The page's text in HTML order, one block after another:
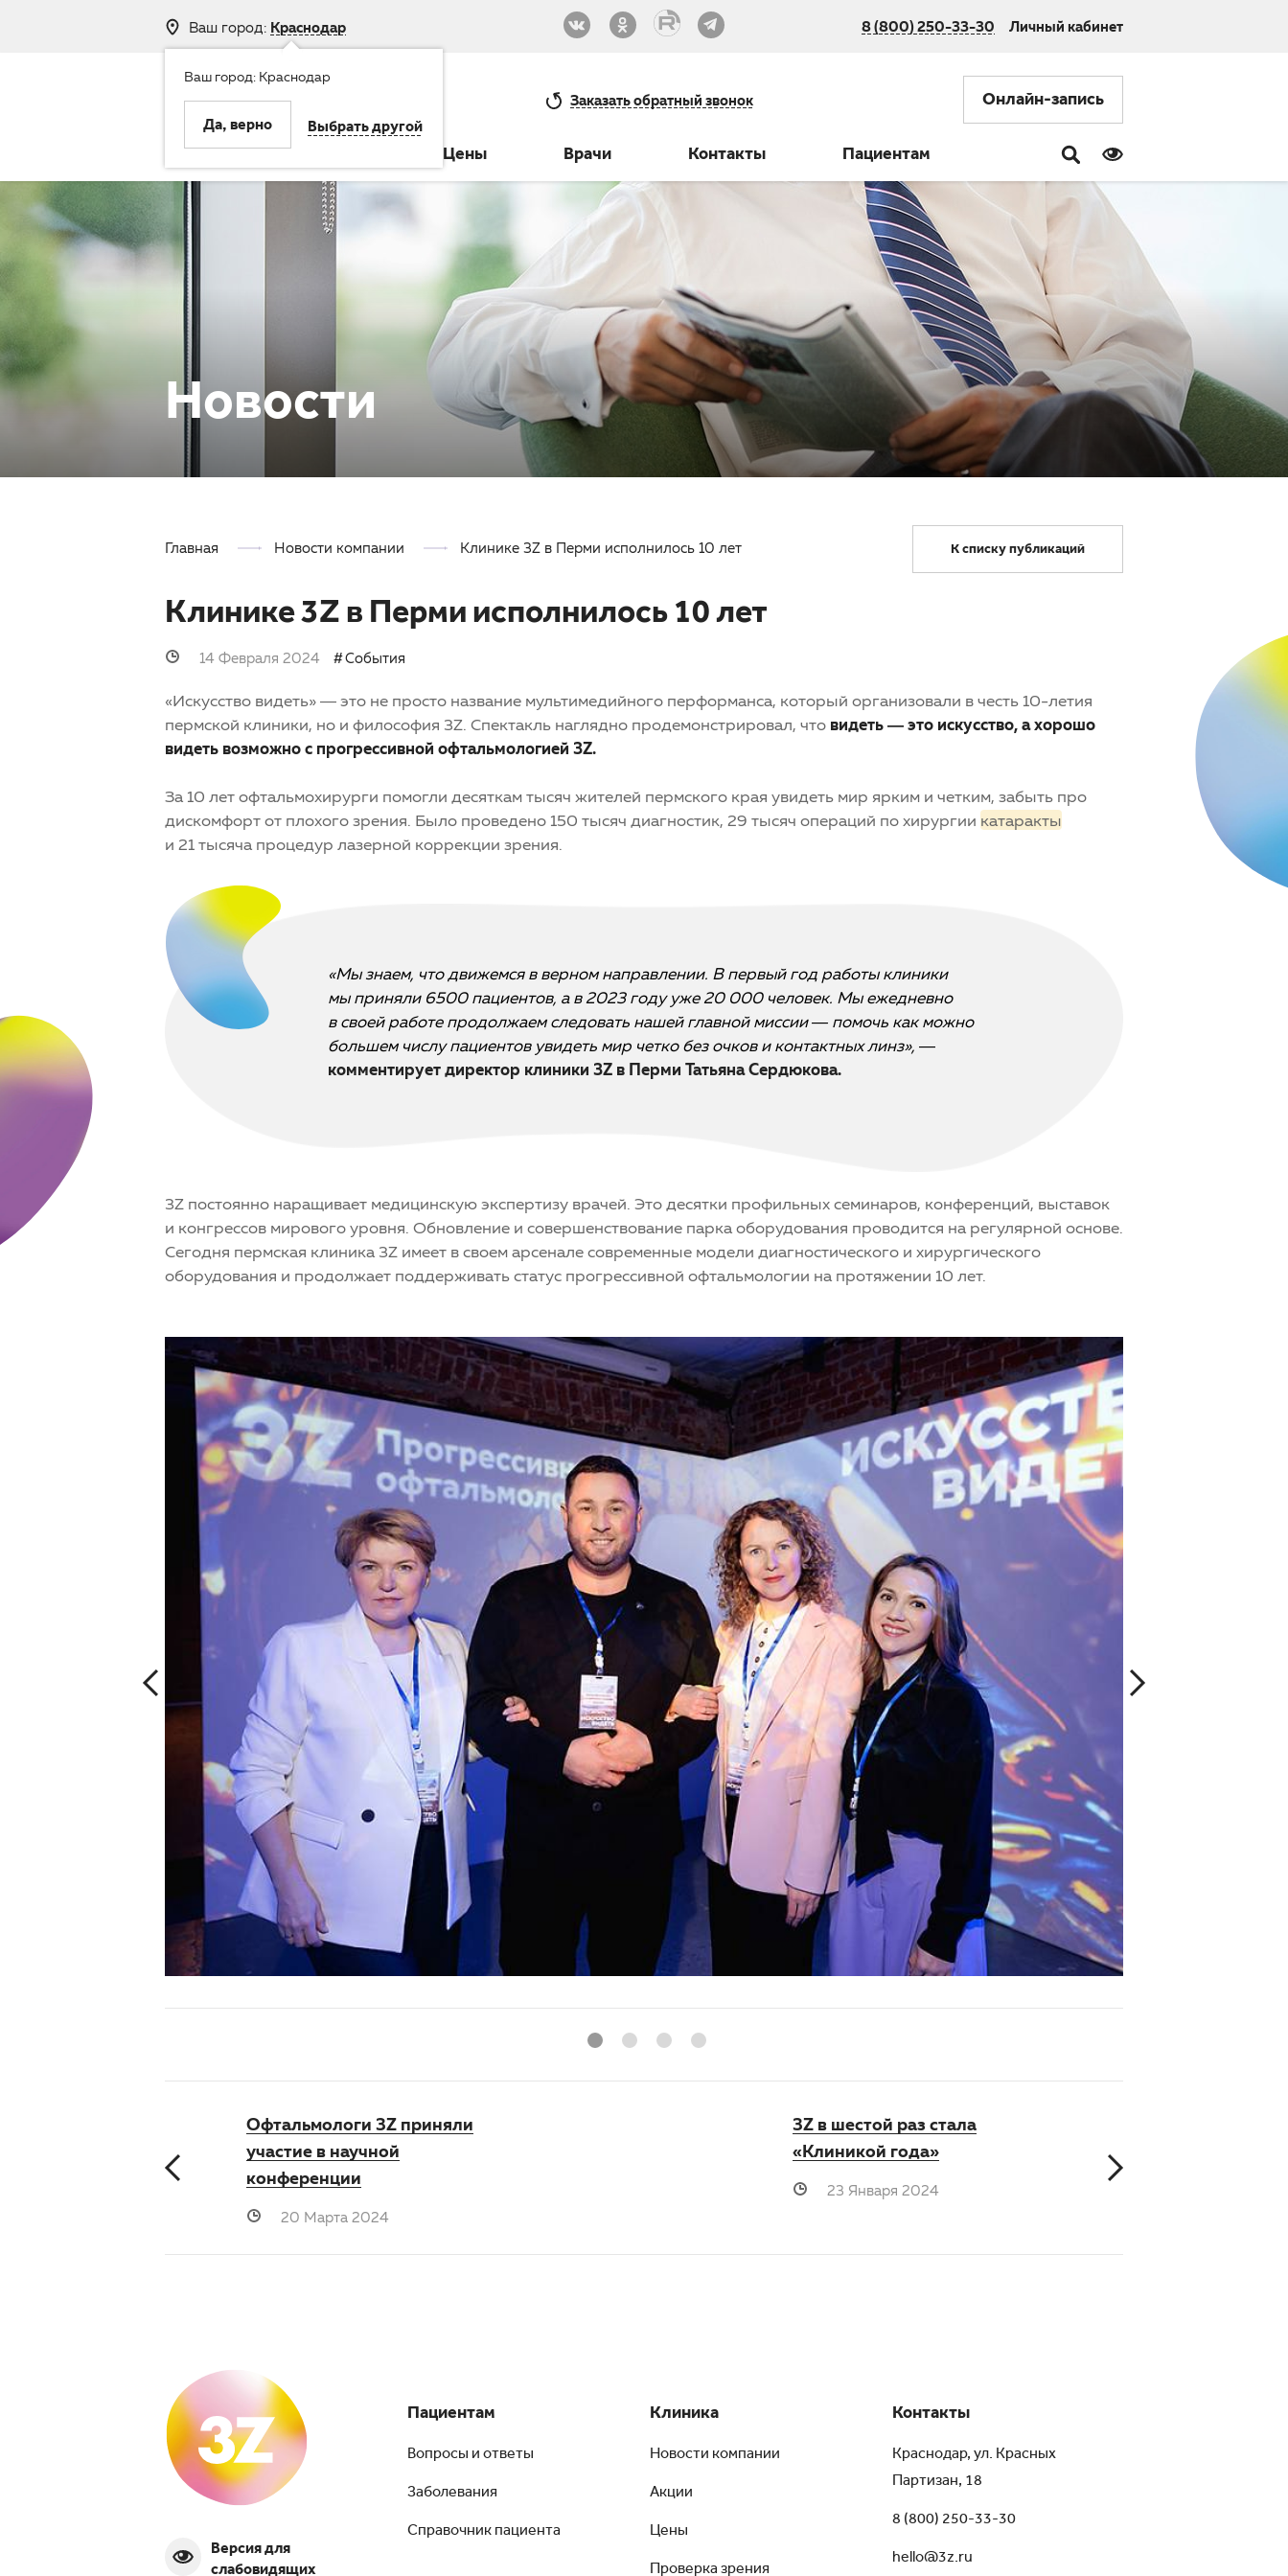
Ваш город: Краснодар
Ваш город: Краснодар
Да, верно Выбрать другой
8 (800) 250-33-30 Личный кабинет
Заказатьобратный звонок Онлайн-запись
Цены Врачи Контакты Пациентам
Новости
Главная Новости компании Клинике 3Z в Перми исполнилось 10 лет К списку публикаций
Клинике 3Z в Перми исполнилось 10 лет
14 Февраля 2024 События
«Искусство видеть» — это не просто название мультимедийного перформанса, который организовали в честь 10-летия
пермской клиники, но и философия 3Z. Спектакль наглядно продемонстрировал, что видеть — это искусство, а хорошо
видеть возможно с прогрессивной офтальмологией 3Z.
За 10 лет офтальмохирурги помогли десяткам тысяч жителей пермского края увидеть мир ярким и четким, забыть про
дискомфорт от плохого зрения. Было проведено 150 тысяч диагностик, 29 тысяч операций по хирургии катаракты
и 21 тысяча процедур лазерной коррекции зрения.
«Мы знаем, что движемся в верном направлении. В первый год работы клиники
мы приняли 6500 пациентов, а в 2023 году уже 20 000 человек. Мы ежедневно
в своей работе продолжаем следовать нашей главной миссии — помочь как можно
большем числу пациентов увидеть мир четко без очков и контактных линз», —
комментирует директор клиники 3Z в Перми Татьяна Сердюкова.
3Z постоянно наращивает медицинскую экспертизу врачей. Это десятки профильных семинаров, конференций, выставок
и конгрессов мирового уровня. Обновление и совершенствование парка оборудования проводится на регулярной основе.
Сегодня пермская клиника 3Z имеет в своем арсенале современные модели диагностического и хирургического
оборудования и продолжает поддерживать статус прогрессивной офтальмологии на протяжении 10 лет.
Офтальмологи 3Z приняли
участие в научной
конференции
20 Марта 2024
3Z в шестой раз стала
«Клиникой года»
23 Января 2024
Версия для
слабовидящих
Пациентам
Вопросы и ответы
Заболевания
Справочник пациента
Клиника
Новости компании
Акции
Цены
Проверка зрения
Контакты
Краснодар, ул. Красных
Партизан, 18
8 (800) 250-33-30
hello@3z.ru